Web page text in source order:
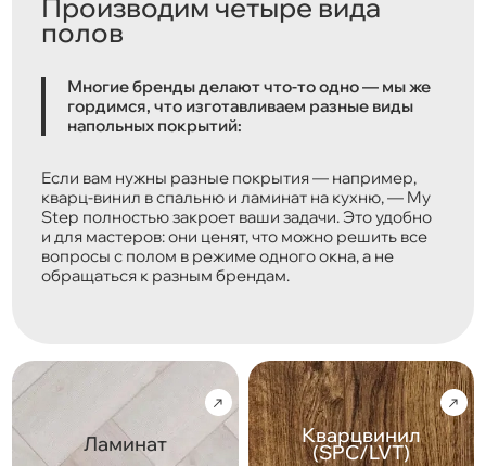
Производим четыре вида
полов
Многие бренды делают что-то одно — мы же
гордимся, что изготавливаем разные виды
напольных покрытий:
Если вам нужны разные покрытия — например,
кварц-винил в спальню и ламинат на кухню, — My
Step полностью закроет ваши задачи. Это удобно
и для мастеров: они ценят, что можно решить все
вопросы с полом в режиме одного окна, а не
обращаться к разным брендам.
Ламинат Кварцвинил
(SPC/LVT)